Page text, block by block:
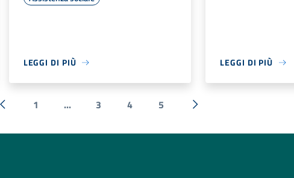
LEGGI DI PIÙ LEGGI DI PIÙ
« Precedente
1 ... 3 4 5
Successiva »